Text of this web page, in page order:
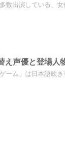
数出演している、
え声優と登場
ーム」は日本語吹